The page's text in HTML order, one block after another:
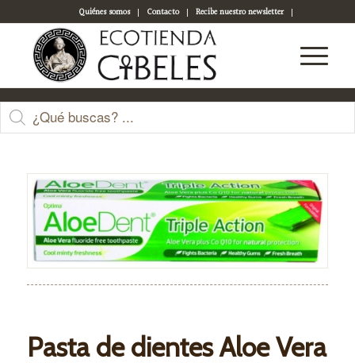
Quiénes somos Contacto
Recibe nuestro newsletter
Acceso a tu cuenta
Tienda
Pasta de dientes Aloe Vera